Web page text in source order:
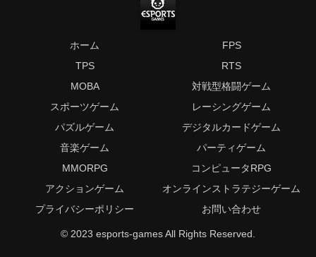
ホーム
FPS
TPS
RTS
MOBA
対戦型格闘ゲーム
スポーツゲーム
レーシングゲーム
パズルゲーム
デジタルカードゲーム
音楽ゲーム
パーティゲーム
MMORPG
コンピュータRPG
アクションゲーム
オンラインストラテジーゲーム
プライバシーポリシー
お問い合わせ
© 2023 esports-games All Rights Reserved.